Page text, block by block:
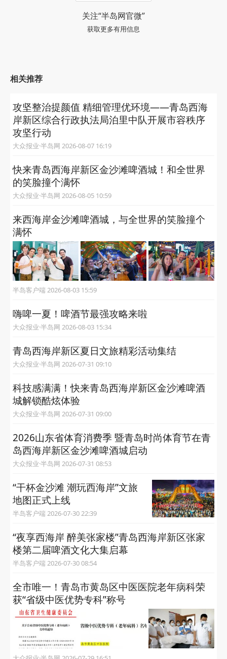
关注“半岛网官微”
获取更多有用信息
相关推荐
攻坚整治提颜值 精细管理优环境——青岛西海
岸新区综合行政执法局泊里中队开展市容秩序
攻坚行动
大众报业·半岛网 2026-08-07 16:19
快来青岛西海岸新区金沙滩啤酒城！和全世界
的笑脸撞个满怀
大众报业·半岛网 2026-08-05 10:59
来西海岸金沙滩啤酒城，与全世界的笑脸撞个
满怀
半岛客户端 2026-08-03 15:59
嗨啤一夏！啤酒节最强攻略来啦
大众报业·半岛网 2026-08-03 15:34
青岛西海岸新区夏日文旅精彩活动集结
大众报业·半岛网 2026-07-31 09:10
科技感满满！快来青岛西海岸新区金沙滩啤酒
城解锁酷炫体验
大众报业·半岛网 2026-07-31 09:00
2026山东省体育消费季 暨青岛时尚体育节在青
岛西海岸新区金沙滩啤酒城启动
大众报业·半岛网 2026-07-31 08:53
“干杯金沙滩 潮玩西海岸”文旅
地图正式上线
半岛客户端 2026-07-30 22:39
“夜享西海岸 醉美张家楼”青岛西海岸新区张家
楼第二届啤酒文化大集启幕
半岛客户端 2026-07-30 08:54
全市唯一！青岛市黄岛区中医医院老年病科荣
获“省级中医优势专科”称号